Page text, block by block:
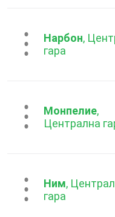
...Нарбон,
гара
...Монпелие,
Централна
...
Ним,
гара